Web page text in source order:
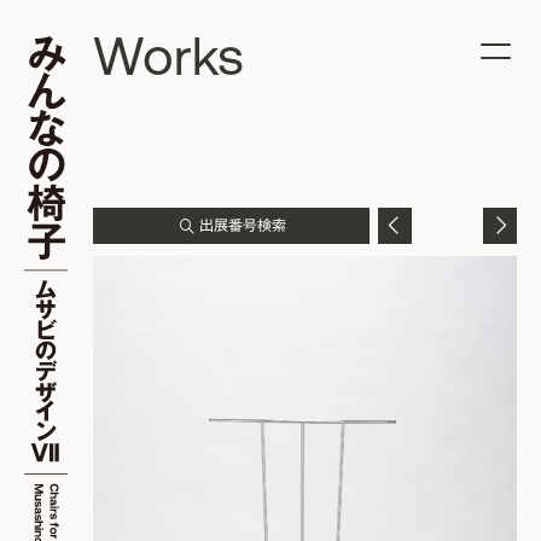
Works
出展番号検索